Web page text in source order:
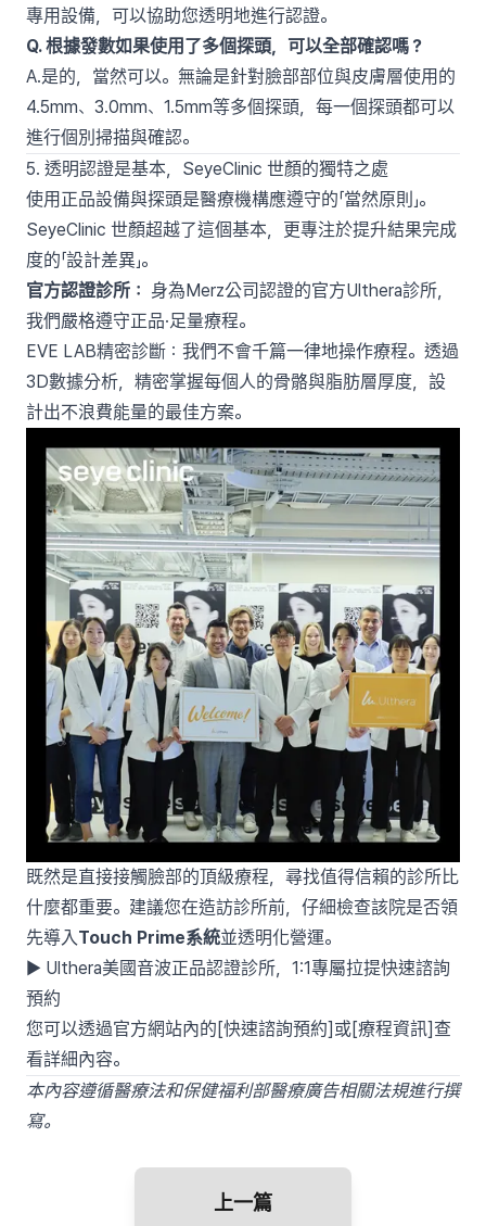
專用設備，可以協助您透明地進行認證。
Q. 根據發數如果使用了多個探頭，可以全部確認嗎？
A.是的，當然可以。無論是針對臉部部位與皮膚層使用的
4.5mm、3.0mm、1.5mm等多個探頭，每一個探頭都可以
進行個別掃描與確認。
5. 透明認證是基本，SeyeClinic 世顏的獨特之處
使用正品設備與探頭是醫療機構應遵守的「當然原則」。
SeyeClinic 世顏超越了這個基本，更專注於提升結果完成
度的「設計差異」。
官方認證診所： 身為Merz公司認證的官方Ulthera診所，
我們嚴格遵守正品·足量療程。
EVE LAB精密診斷：我們不會千篇一律地操作療程。透過
3D數據分析，精密掌握每個人的骨骼與脂肪層厚度，設
計出不浪費能量的最佳方案。
既然是直接接觸臉部的頂級療程，尋找值得信賴的診所比
什麼都重要。建議您在造訪診所前，仔細檢查該院是否領
先導入Touch Prime系統並透明化營運。
▶ Ulthera美國音波正品認證診所，1:1專屬拉提快速諮詢
預約
您可以透過官方網站內的[快速諮詢預約]或[療程資訊]查
看詳細內容。
本內容遵循醫療法和保健福利部醫療廣告相關法規進行撰
寫。
上一篇